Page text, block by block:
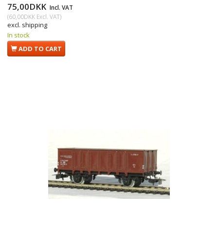
75,00DKK Incl. VAT
(60,00DKK Excl. VAT)
excl. shipping
In stock
ADD TO CART